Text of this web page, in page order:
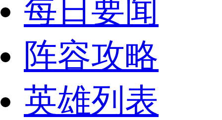
每日要闻
阵容攻略
英雄列表